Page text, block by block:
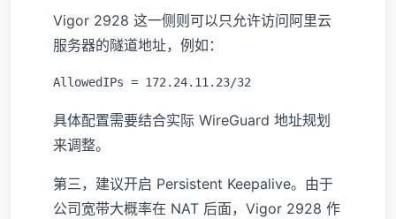
Vigor 2928 这一侧则可以只允许访问阿里云
服务器的隧道地址，例如：
具体配置需要结合实际 WireGuard 地址规划
来调整。
第三，建议开启 Persistent Keepalive。由于
公司宽带大概率在 NAT 后面，Vigor 2928 作